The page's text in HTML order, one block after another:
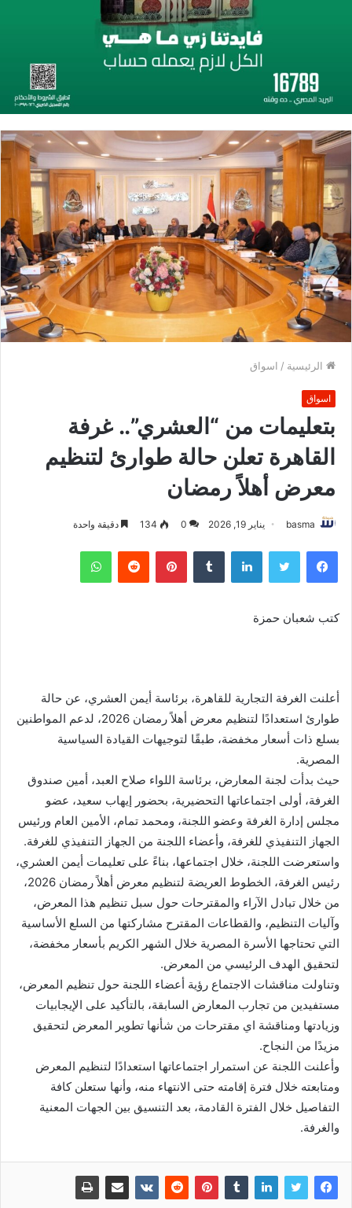
الرئيسية / اسواق
اسواق
بتعليمات من “العشري”.. غرفة
القاهرة تعلن حالة طوارئ لتنظيم
معرض أهلاً رمضان
basma يناير 19, 2026 0
134 دقيقة واحدة
فيسبوك تويتر لينكدإن بينتيريست واتساب
كتب شعبان حمزة
أعلنت الغرفة التجارية للقاهرة، برئاسة أيمن العشري، عن حالة
طوارئ استعدادًا لتنظيم معرض أهلاً رمضان 2026، لدعم المواطنين
بسلع ذات أسعار مخفضة، طبقًا لتوجيهات القيادة السياسية
المصرية.
حيث بدأت لجنة المعارض، برئاسة اللواء صلاح العبد، أمين صندوق
الغرفة، أولى اجتماعاتها التحضيرية، بحضور إيهاب سعيد، عضو
مجلس إدارة الغرفة وعضو اللجنة، ومحمد تمام، الأمين العام ورئيس
الجهاز التنفيذي للغرفة، وأعضاء اللجنة من الجهاز التنفيذي للغرفة.
واستعرضت اللجنة، خلال اجتماعها، بناءً على تعليمات أيمن العشري،
رئيس الغرفة، الخطوط العريضة لتنظيم معرض أهلاً رمضان 2026،
من خلال تبادل الآراء والمقترحات حول سبل تنظيم هذا المعرض،
وآليات التنظيم، والقطاعات المقترح مشاركتها من السلع الأساسية
التي تحتاجها الأسرة المصرية خلال الشهر الكريم بأسعار مخفضة،
لتحقيق الهدف الرئيسي من المعرض.
وتناولت مناقشات الاجتماع رؤية أعضاء اللجنة حول تنظيم المعرض،
مستفيدين من تجارب المعارض السابقة، بالتأكيد على الإيجابيات
وزيادتها ومناقشة اي مقترحات من شأنها تطوير المعرض لتحقيق
مزيدًا من النجاح.
وأعلنت اللجنة عن استمرار اجتماعاتها استعدادًا لتنظيم المعرض
ومتابعته خلال فترة إقامته حتى الانتهاء منه، وأنها ستعلن كافة
التفاصيل خلال الفترة القادمة، بعد التنسيق بين الجهات المعنية
والغرفة.